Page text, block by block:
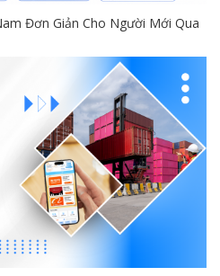
Đơn Giản Cho Người Mới Qua